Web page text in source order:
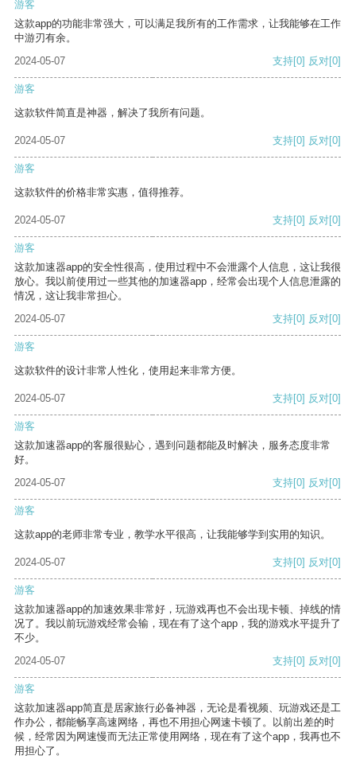
游客
这款app的功能非常强大，可以满足我所有的工作需求，让我能够在工作
中游刃有余。
2024-05-07
支持[0] 反对[0]
游客
这款软件简直是神器，解决了我所有问题。
2024-05-07 支持[0] 反对[0]
游客
这款软件的价格非常实惠，值得推荐。
2024-05-07 支持[0] 反对[0]
游客
这款加速器app的安全性很高，使用过程中不会泄露个人信息，这让我很
放心。我以前使用过一些其他的加速器app，经常会出现个人信息泄露的
情况，这让我非常担心。
2024-05-07
支持[0] 反对[0]
游客
这款软件的设计非常人性化，使用起来非常方便。
2024-05-07 支持[0] 反对[0]
游客
这款加速器app的客服很贴心，遇到问题都能及时解决，服务态度非常
好。
2024-05-07
支持[0] 反对[0]
游客
这款app的老师非常专业，教学水平很高，让我能够学到实用的知识。
2024-05-07 支持[0] 反对[0]
游客
这款加速器app的加速效果非常好，玩游戏再也不会出现卡顿、掉线的情
况了。我以前玩游戏经常会输，现在有了这个app，我的游戏水平提升了
不少。
2024-05-07
支持[0] 反对[0]
游客
这款加速器app简直是居家旅行必备神器，无论是看视频、玩游戏还是工
作办公，都能畅享高速网络，再也不用担心网速卡顿了。以前出差的时
候，经常因为网速慢而无法正常使用网络，现在有了这个app，我再也不
用担心了。